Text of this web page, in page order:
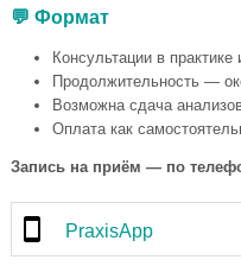
💬 Формат
Консультации в практике
Продолжительность —
Возможна сдача
Оплата как
Запись на приём — по
PraxisApp